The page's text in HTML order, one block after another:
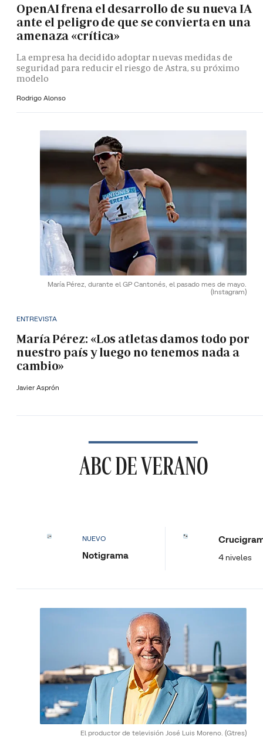
OpenAI frena el desarrollo de su nueva IA
ante el peligro de que se convierta en una
amenaza «crítica»
La empresa ha decidido adoptar nuevas medidas de
seguridad para reducir el riesgo de Astra, su próximo
modelo
Rodrigo Alonso
María Pérez, durante el GP Cantonés, el pasado mes de mayo.
(Instagram)
ENTREVISTA
María Pérez: «Los atletas damos todo por
nuestro país y luego no tenemos nada a
cambio»
Javier Asprón
ABC DE VERANO
NUEVO
Notigrama 4 niveles
El productor de televisión José Luis Moreno. (Gtres)